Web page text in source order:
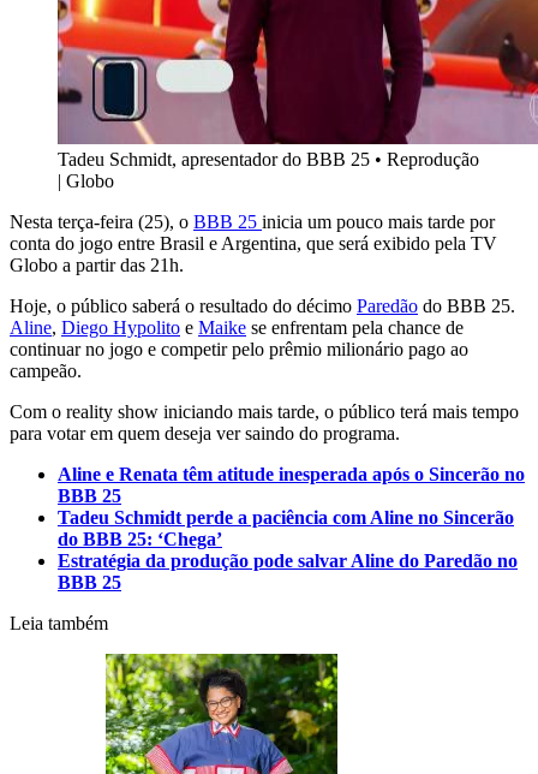
Tadeu Schmidt, apresentador do BBB 25 • Reprodução
| Globo
Nesta terça-feira (25), o BBB 25 inicia um pouco mais tarde por
conta do jogo entre Brasil e Argentina, que será exibido pela TV
Globo a partir das 21h.
Hoje, o público saberá o resultado do décimo Paredão do BBB 25.
Aline, Diego Hypolito e Maike se enfrentam pela chance de
continuar no jogo e competir pelo prêmio milionário pago ao
campeão.
Com o reality show iniciando mais tarde, o público terá mais tempo
para votar em quem deseja ver saindo do programa.
Aline e Renata têm atitude inesperada após o Sincerão no
BBB 25
Tadeu Schmidt perde a paciência com Aline no Sincerão
do BBB 25: ‘Chega’
Estratégia da produção pode salvar Aline do Paredão no
BBB 25
Leia também